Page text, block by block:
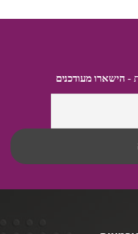
- הישארו מעודכנים